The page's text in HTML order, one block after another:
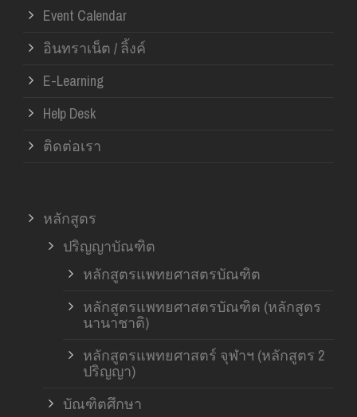
Event Calendar
อินทราเน็ต / ลิ้งค์
E-Learning
Help Desk
ติดต่อเรา
หลักสูตร
ปริญญาบัณฑิต
หลักสูตรแพทยศาสตรบัณฑิต
หลักสูตรแพทยศาสตรบัณฑิต (หลักสูตร
นานาชาติ)
หลักสูตรแพทยศาสตร์ จุฬาฯ (หลักสูตร 2
ปริญญา)
บัณฑิตศึกษา